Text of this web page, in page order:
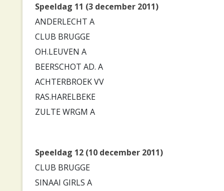
Speeldag 11 (3 december 2011)
ANDERLECHT A
CLUB BRUGGE
OH.LEUVEN A
BEERSCHOT AD. A
ACHTERBROEK VV
RAS.HARELBEKE
ZULTE WRGM A
Speeldag 12 (10 december 2011)
CLUB BRUGGE
SINAAI GIRLS A